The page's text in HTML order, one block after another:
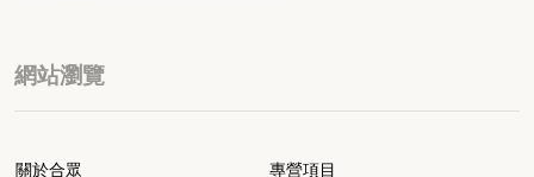
網站瀏覽
關於合眾 專營項目